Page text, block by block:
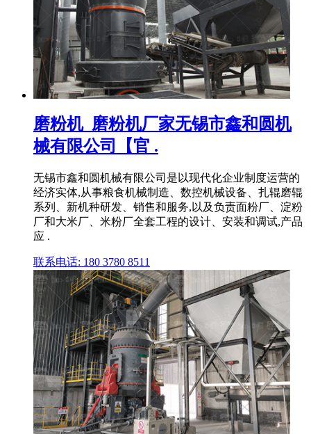
磨粉机_磨粉机厂家无锡市鑫和圆机
械有限公司【官 .
无锡市鑫和圆机械有限公司是以现代化企业制度运营的
经济实体,从事粮食机械制造、数控机械设备、扎辊磨辊
系列、新机种研发、销售和服务,以及负责面粉厂、淀粉
厂和大米厂、米粉厂全套工程的设计、安装和调试,产品
应 .
联系电话: 180 3780 8511